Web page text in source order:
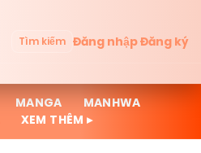
Tìm kiếm Đăng nhậpĐăng ký
MANGA
MANHWA
XEM THÊM ▸